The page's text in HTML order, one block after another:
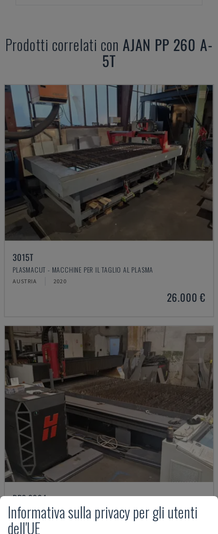
Prodotti correlati conAJAN PP 260 A-
5T
3015T
PLASMACUT - MACCHINE PER IL TAGLIO AL PLASMA
AUSTRIA 2020
26.000 €
BPS 2004
BAYKAL - MACCHINE PER IL TAGLIO AL PLASMA
ROMANIA
Informativa sulla privacy per gli utenti
dell'UE